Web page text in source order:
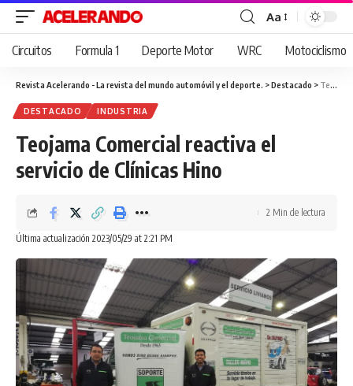
Cambiar
tamaño
fuente
Aa
Circuitos Formula 1 Deporte Motor WRC Motociclismo
Revista Acelerando - La revista del mundo automóvil y el deporte. >Destacado > Teojama Comercial reactiva el servicio de Clínicas Hino
DESTACADO INDUSTRIA
Teojama Comercial reactiva el
servicio de Clínicas Hino
Última actualización 2023/05/29 at 2:21 PM
2 Min de lectura